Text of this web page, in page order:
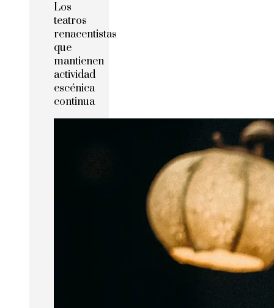
Los
teatros
renacentistas
que
mantienen
actividad
escénica
continua